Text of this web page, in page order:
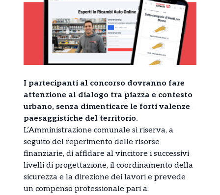
I partecipanti al concorso dovranno fare
attenzione al dialogo tra piazza e contesto
urbano, senza dimenticare le forti valenze
paesaggistiche del territorio.
L’Amministrazione comunale si riserva, a
seguito del reperimento delle risorse
finanziarie, di affidare al vincitore i successivi
livelli di progettazione, il coordinamento della
sicurezza e la direzione dei lavori e prevede
un compenso professionale pari a: